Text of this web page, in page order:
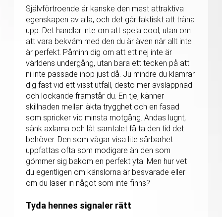
Självförtroende är kanske den mest attraktiva
egenskapen av alla, och det går faktiskt att träna
upp. Det handlar inte om att spela cool, utan om
att vara bekväm med den du är även när allt inte
är perfekt. Påminn dig om att ett nej inte är
världens undergång, utan bara ett tecken på att
ni inte passade ihop just då. Ju mindre du klamrar
dig fast vid ett visst utfall, desto mer avslappnad
och lockande framstår du. En tjej känner
skillnaden mellan äkta trygghet och en fasad
som spricker vid minsta motgång. Andas lugnt,
sänk axlarna och låt samtalet få ta den tid det
behöver. Den som vågar visa lite sårbarhet
uppfattas ofta som modigare än den som
gömmer sig bakom en perfekt yta. Men hur vet
du egentligen om känslorna är besvarade eller
om du läser in något som inte finns?
Tyda hennes signaler rätt